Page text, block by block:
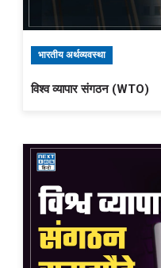
भारतीय अर्थव्यवस्था
विश्व व्यापार संगठन (WTO)